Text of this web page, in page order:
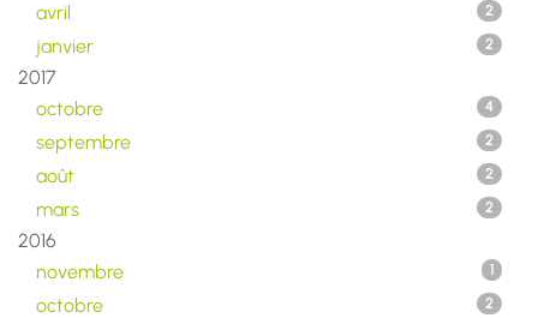
avril 2
janvier 2
2017
octobre
4
septembre 2
août 2
mars 2
2016
novembre
1
octobre 2